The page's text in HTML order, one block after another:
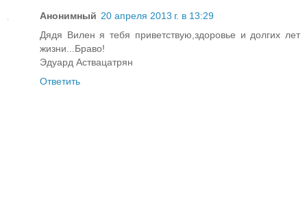
Анонимный 20 апреля 2013 г. в 13:29
Дядя Вилен я тебя приветствую,здоровье и долгих лет
жизни...Браво!
Эдуард Аствацатрян
Ответить